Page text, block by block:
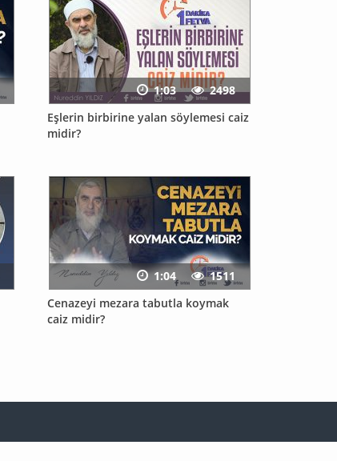
Eşlerin birbirine yalan söylemesi caiz
midir?
1:03 2498
Cenazeyi mezara tabutla koymak
caiz midir?
1:04 1511